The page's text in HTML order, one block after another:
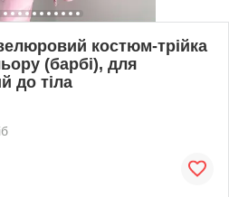
костюм-трійка
(барбі), для
до тіла